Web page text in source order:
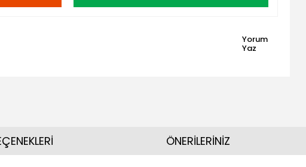
Yorum
Yaz
ÖNERİLERİNİZ